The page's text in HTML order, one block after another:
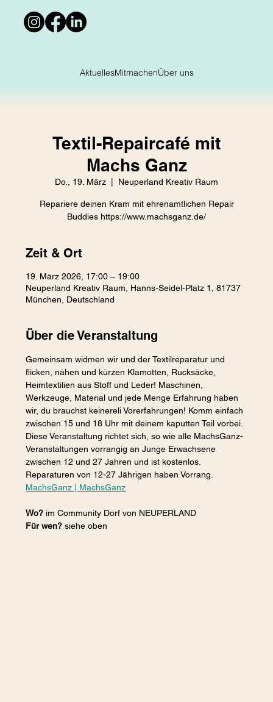
AktuellesMitmachenÜber uns
Textil-Repaircafé mit
Machs Ganz
Do., 19. März
  |
Neuperland Kreativ Raum
Repariere deinen Kram mit ehrenamtlichen Repair
Buddies https://www.machsganz.de/
Zeit & Ort
19. März 2026, 17:00 – 19:00
Neuperland Kreativ Raum, Hanns-Seidel-Platz 1, 81737
München, Deutschland
Über die Veranstaltung
Gemeinsam widmen wir und der Textilreparatur und
flicken, nähen und kürzen Klamotten, Rucksäcke,
Heimtextilien aus Stoff und Leder! Maschinen,
Werkzeuge, Material und jede Menge Erfahrung haben
wir, du brauchst keinereli Vorerfahrungen! Komm einfach
zwischen 15 und 18 Uhr mit deinem kaputten Teil vorbei.
Diese Veranstaltung richtet sich, so wie alle MachsGanz-
Veranstaltungen vorrangig an Junge Erwachsene
zwischen 12 und 27 Jahren und ist kostenlos.
Reparaturen von 12-27 Jährigen haben Vorrang.
MachsGanz | MachsGanz
Wo? im Community Dorf von NEUPERLAND
Für wen? siehe oben